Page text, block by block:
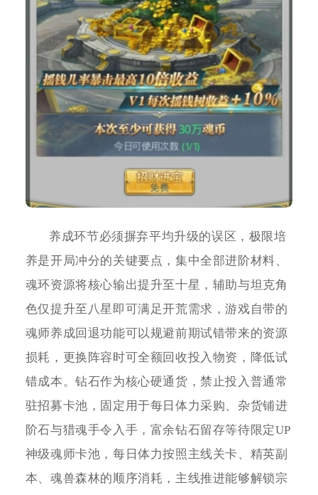
养成环节必须摒弃平均升级的误区，极限培
养是开局冲分的关键要点，集中全部进阶材料、
魂环资源将核心输出提升至十星，辅助与坦克角
色仅提升至八星即可满足开荒需求，游戏自带的
魂师养成回退功能可以规避前期试错带来的资源
损耗，更换阵容时可全额回收投入物资，降低试
错成本。钻石作为核心硬通货，禁止投入普通常
驻招募卡池，固定用于每日体力采购、杂货铺进
阶石与猎魂手令入手，富余钻石留存等待限定UP
神级魂师卡池，每日体力按照主线关卡、精英副
本、魂兽森林的顺序消耗，主线推进能够解锁宗